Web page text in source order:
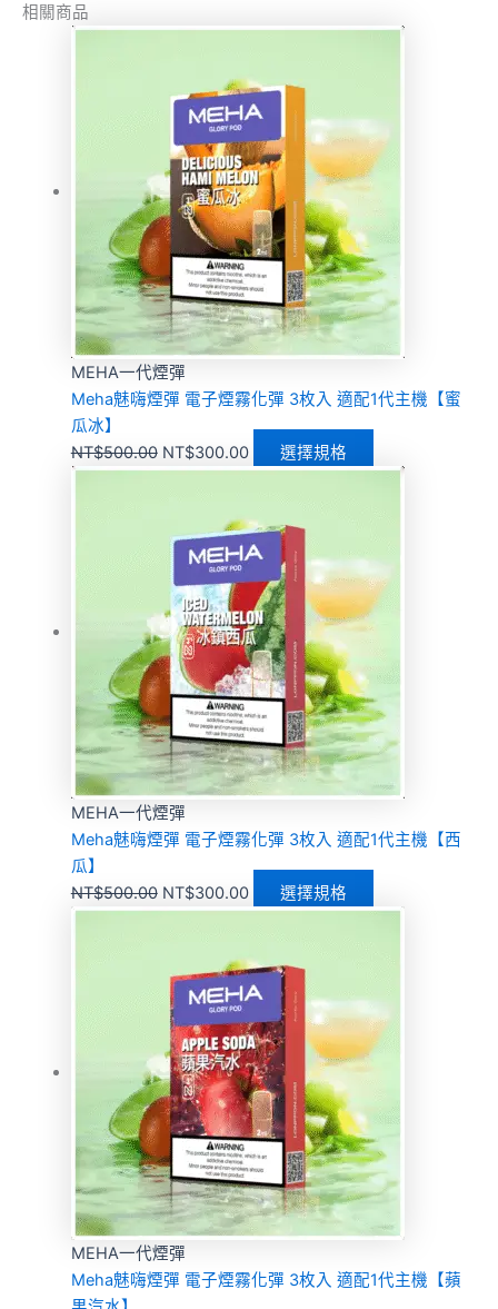
相關商品
MEHA一代煙彈
Meha魅嗨煙彈 電子煙霧化彈 3枚入 適配1代主機【蜜
瓜冰】
NT$500.00 NT$300.00 選擇規格
MEHA一代煙彈
Meha魅嗨煙彈 電子煙霧化彈 3枚入 適配1代主機【西
瓜】
NT$500.00 NT$300.00 選擇規格
MEHA一代煙彈
Meha魅嗨煙彈 電子煙霧化彈 3枚入 適配1代主機【蘋